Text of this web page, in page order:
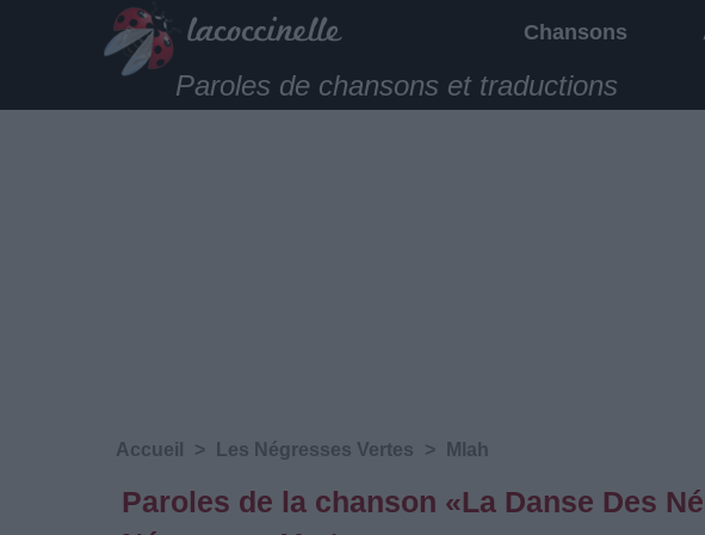
Chansons
Paroles de chansons et traductions
Accueil > Les Négresses Vertes > Mlah
Paroles de la chanson «La Danse Des